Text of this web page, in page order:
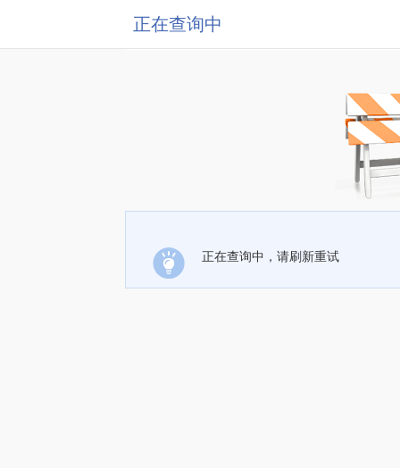
正在查询中
正在查询中，请刷新重试